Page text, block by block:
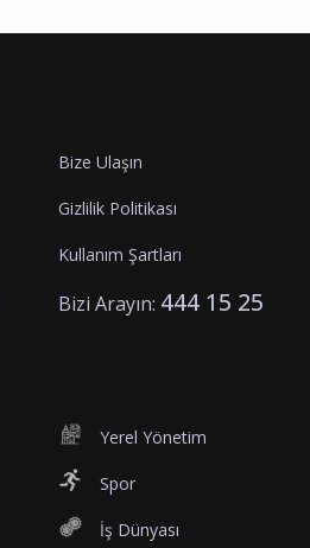
Bize Ulaşın
Gizlilik Politikası
Kullanım Şartları
Bizi Arayın: 444 15 25
Yerel Yönetim
Spor
İş Dünyası